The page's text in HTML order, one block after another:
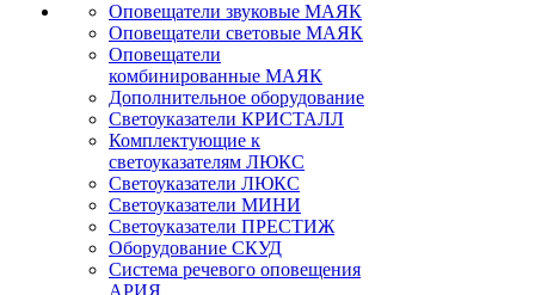
Оповещатели звуковые МАЯК
Оповещатели световые МАЯК
Оповещатели
комбинированные МАЯК
Дополнительное оборудование
Светоуказатели КРИСТАЛЛ
Комплектующие к
светоуказателям ЛЮКС
Светоуказатели ЛЮКС
Светоуказатели МИНИ
Светоуказатели ПРЕСТИЖ
Оборудование СКУД
Система речевого оповещения
АРИЯ